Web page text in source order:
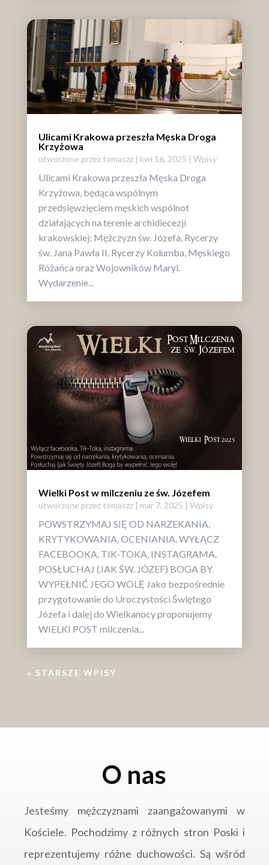
Ulicami Krakowa przeszła Męska Droga
Krzyżowa
utworzone przez tomaszz| kwi 16, 2025 | Wpisy
Ulicami Krakowa przeszła Męska Droga
Krzyżowa, będąca wspólnym
przedsięwzięciem męskich wspólnot
działających na terenie archidiecezji
krakowskiej: Mężczyzn św. Józefa, Rycerzy
św. Jana Pawła II, Rycerzy Kolumba, Męskiego
Różańca oraz Wojowników Maryi.
Wydarzenie...
Wielki Post w milczeniu ze św. Józefem
utworzone przez tomaszz| mar 7, 2025 | Wpisy
POWSTRZYMAJ SIĘ OD NARZEKANIA,
KRYTYKOWANIA, OCENIANIA. WYŁĄCZ
FACEBOOKA, TIK-TOKA, INSTAGRAMA.
POSŁUCHAJ (JAK ŚW. JÓZEF) BOGA BY
WYPEŁNIĆ JEGO WOLĘ Jako bezpośrednie
przygotowanie do Uroczystości Świętego
Józefa i dalej do Wielkanocy proponujemy
WIELKI POST milczenia...
« STARSZE WPISY
O nas
Jesteśmy mężczyznami zaangażowanymi w
Kościele. Pochodzimy z różnych stron Poski i
reprezentujemy różne duchowości. Są wśród